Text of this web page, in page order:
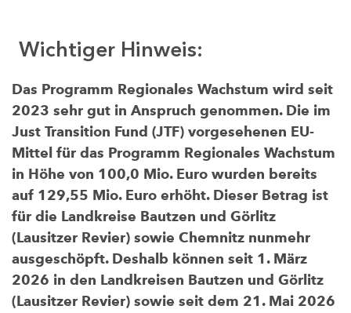
Wichtiger Hinweis:
Das Programm Regionales Wachstum wird seit
2023 sehr gut in Anspruch genommen. Die im
Just Transition Fund (JTF) vorgesehenen EU-
Mittel für das Programm Regionales Wachstum
in Höhe von 100,0 Mio. Euro wurden bereits
auf 129,55 Mio. Euro erhöht. Dieser Betrag ist
für die Landkreise Bautzen und Görlitz
(Lausitzer Revier) sowie Chemnitz nunmehr
ausgeschöpft. Deshalb können seit 1. März
2026 in den Landkreisen Bautzen und Görlitz
(Lausitzer Revier) sowie seit dem 21. Mai 2026